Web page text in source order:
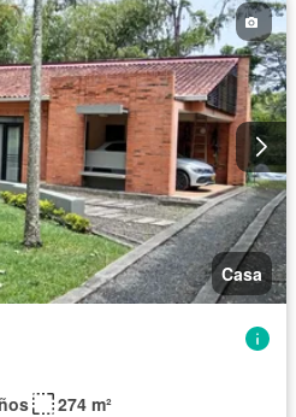
Casa
274 m²